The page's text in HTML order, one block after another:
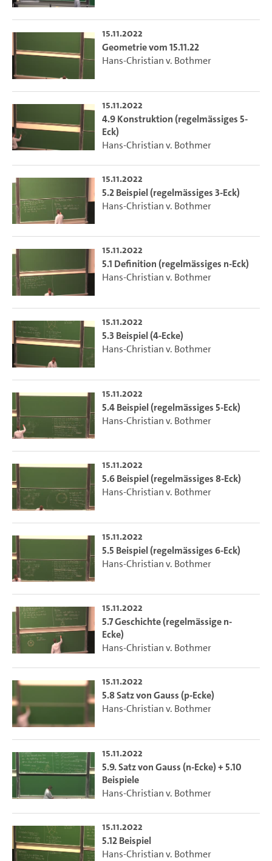
15.11.2022
Geometrie vom 15.11.22
Hans-Christian v. Bothmer
15.11.2022
4.9 Konstruktion (regelmässiges 5-
Eck)
Hans-Christian v. Bothmer
15.11.2022
5.2 Beispiel (regelmässiges 3-Eck)
Hans-Christian v. Bothmer
15.11.2022
5.1 Definition (regelmässiges n-Eck)
Hans-Christian v. Bothmer
15.11.2022
5.3 Beispiel (4-Ecke)
Hans-Christian v. Bothmer
15.11.2022
5.4 Beispiel (regelmässiges 5-Eck)
Hans-Christian v. Bothmer
15.11.2022
5.6 Beispiel (regelmässiges 8-Eck)
Hans-Christian v. Bothmer
15.11.2022
5.5 Beispiel (regelmässiges 6-Eck)
Hans-Christian v. Bothmer
15.11.2022
5.7 Geschichte (regelmässige n-
Ecke)
Hans-Christian v. Bothmer
15.11.2022
5.8 Satz von Gauss (p-Ecke)
Hans-Christian v. Bothmer
15.11.2022
5.9. Satz von Gauss (n-Ecke) + 5.10
Beispiele
Hans-Christian v. Bothmer
15.11.2022
5.12 Beispiel
Hans-Christian v. Bothmer